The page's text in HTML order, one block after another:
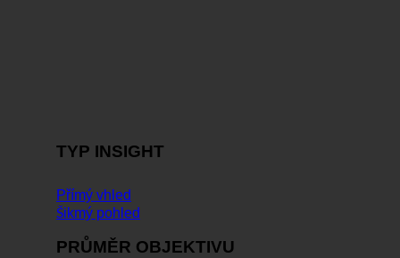
TYP INSIGHT
Přímý vhled
Šikmý pohled
PRŮMĚR OBJEKTIVU